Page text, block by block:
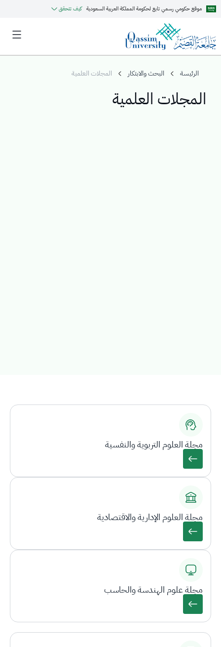
موقع حكومي رسمي تابع لحكومة المملكة العربية السعودية كيف تتحقق
الرئيسة البحث والابتكار المجلات العلمية
المجلات العلمية
مجلة العلوم التربوية والنفسية
مجلة العلوم الإدارية والاقتصادية
مجلة علوم الهندسة والحاسب